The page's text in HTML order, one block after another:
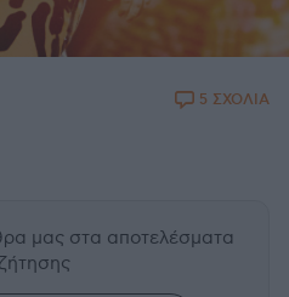
5 ΣΧΟΛΙΑ
μας στα αποτελέσματα